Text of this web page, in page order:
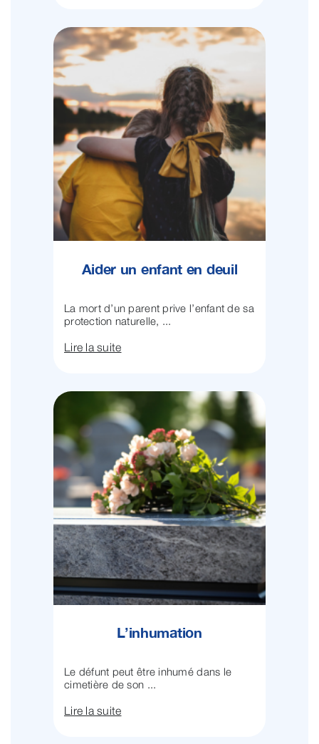
Aider un enfant en deuil
La mort d’un parent prive l’enfant de sa
protection naturelle, ...
Lire la suite
L’inhumation
Le défunt peut être inhumé dans le
cimetière de son ...
Lire la suite